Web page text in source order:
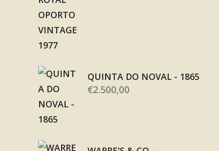
QUINTA DO NOVAL - 1865
€2.500,00